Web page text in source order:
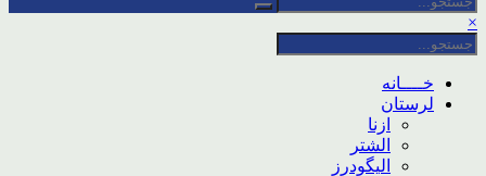
×
خــــانه
لرستان
ازنا
الشتر
الیگودرز